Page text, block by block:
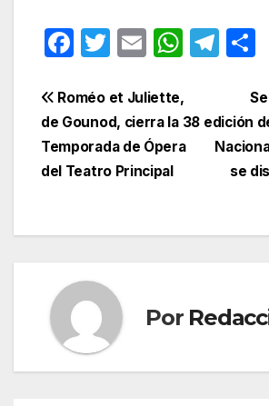
F
c
e
b
o
k
T
itt
er
E
ail
W
at
s
A
T
gr
a
m
Navegación
de
entradas
edición
se
Roméo et Juliette,
de Gounod, cierra la 38
Temporada de Ópera
del Teatro Principal
Por